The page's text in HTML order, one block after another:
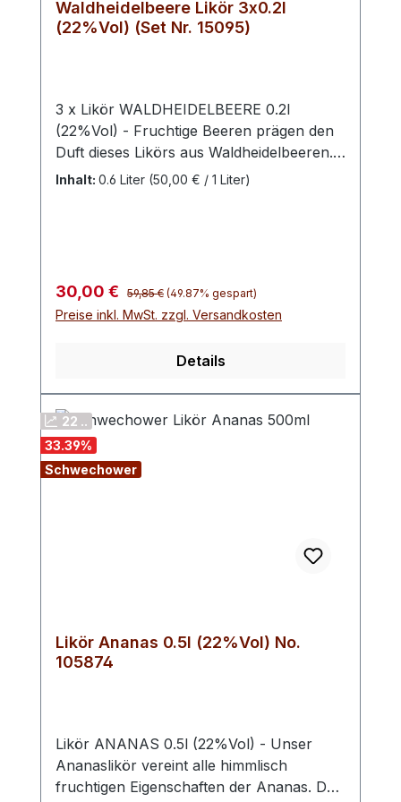
Waldheidelbeere Likör 3x0.2l
(22%Vol) (Set Nr. 15095)
3 x Likör WALDHEIDELBEERE 0.2l
(22%Vol) - Fruchtige Beeren prägen den
Duft dieses Likörs aus Waldheidelbeeren.
Am Gaumen glänzt dieser mit einer
Mollbeere, Wildbeere, Waldbeere,
Bickbeere, Moosbeere oder Heubeere
Heidekrautgewächse. In Schwechow
verarbeitet und per Hand abgefüllt.
Inhalt: 0.6 Liter (50,00 € / 1 Liter)
Verkaufspreis:
30,00 € Regulärer Preis:
59,85 € (49.87% gespart)
Preise inkl. MwSt. zzgl. Versandkosten
Details
22 ..
33.39%
Schwechower
Likör Ananas 0.5l (22%Vol) No.
105874
Likör ANANAS 0.5l (22%Vol) - Unser
Ananaslikör vereint alle himmlisch
fruchtigen Eigenschaften der Ananas. Das